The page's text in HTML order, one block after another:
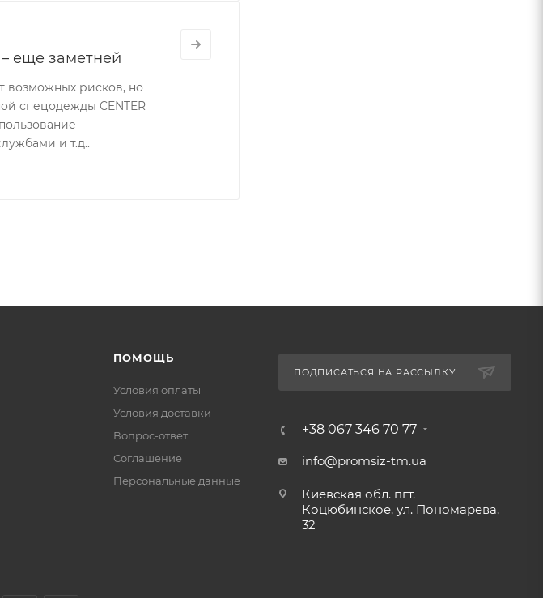
еще заметней
возможных рисков, но
спецодежды CENTER
и т.д..
ПОМОЩЬ
Условия оплаты
Условия доставки
Вопрос-ответ
Соглашение
Персональные данные
ПОДПИСАТЬСЯ НА РАССЫЛКУ
+38 067 346 70 77
info@promsiz-tm.ua
Киевская обл. пгт.
Коцюбинское, ул. Пономарева,
32